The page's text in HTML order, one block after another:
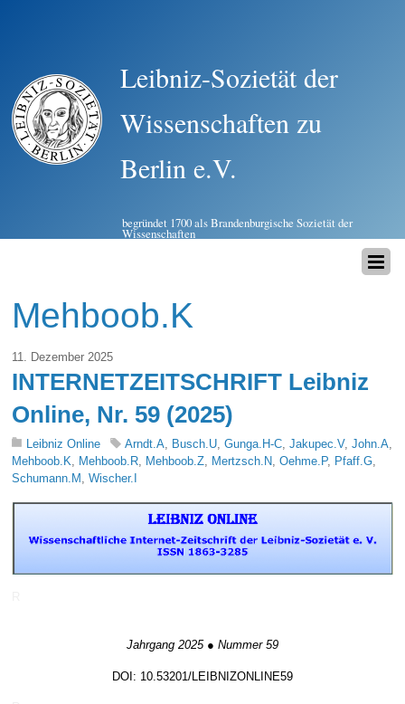
Leibniz-Sozietät der
Wissenschaften zu
Berlin e.V.
begründet 1700 als Brandenburgische Sozietät der
Wissenschaften
Mehboob.K
11. Dezember 2025
INTERNETZEITSCHRIFT Leibniz
Online, Nr. 59 (2025)
Leibniz Online Arndt.A, Busch.U,Gunga.H-C,Jakupec.V,John.A,
Mehboob.K, Mehboob.R, Mehboob.Z, Mertzsch.N,Oehme.P, Pfaff.G,
Schumann.M ,Wischer.I
Jahrgang 2025 ● Nummer 59
DOI: 10.53201/LEIBNIZONLINE59